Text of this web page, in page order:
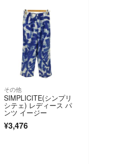
その他
SIMPLICITE(シンプリ
シテェ) レディース パ
ンツ イージー
¥3,476